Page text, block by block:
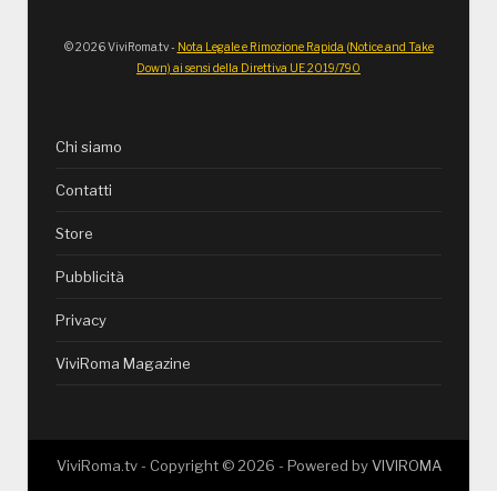
© 2026 ViviRoma.tv - Nota Legale e Rimozione Rapida (Notice and Take
Down) ai sensi della Direttiva UE 2019/790
Chi siamo
Contatti
Store
Pubblicità
Privacy
ViviRoma Magazine
ViviRoma.tv - Copyright ©2026 - Powered byVIVIROMA